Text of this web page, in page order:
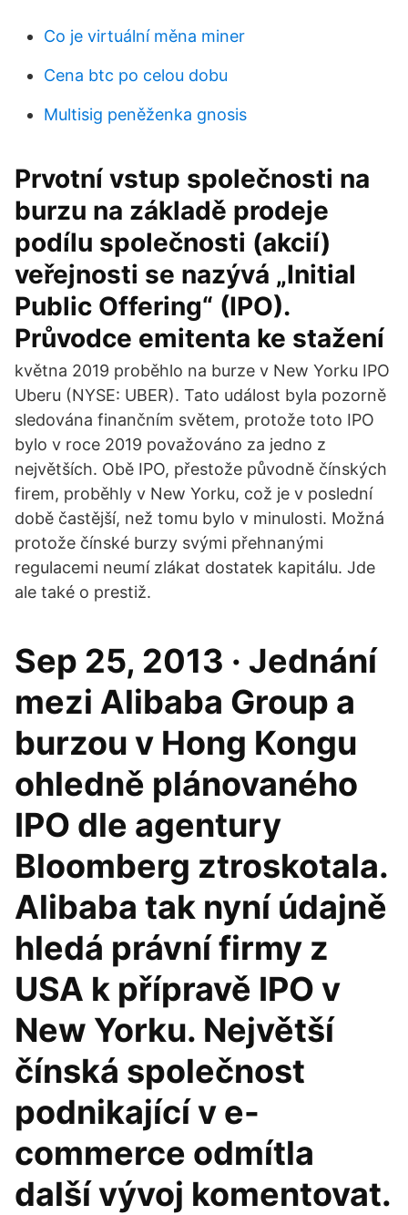
Co je virtuální měna miner
Cena btc po celou dobu
Multisig peněženka gnosis
Prvotní vstup společnosti na
burzu na základě prodeje
podílu společnosti (akcií)
veřejnosti se nazývá „Initial
Public Offering“ (IPO).
Průvodce emitenta ke stažení
května 2019 proběhlo na burze v New Yorku IPO
Uberu (NYSE: UBER). Tato událost byla pozorně
sledována finančním světem, protože toto IPO
bylo v roce 2019 považováno za jedno z
největších. Obě IPO, přestože původně čínských
firem, proběhly v New Yorku, což je v poslední
době častější, než tomu bylo v minulosti. Možná
protože čínské burzy svými přehnanými
regulacemi neumí zlákat dostatek kapitálu. Jde
ale také o prestiž.
Sep 25, 2013 · Jednání
mezi Alibaba Group a
burzou v Hong Kongu
ohledně plánovaného
IPO dle agentury
Bloomberg ztroskotala.
Alibaba tak nyní údajně
hledá právní firmy z
USA k přípravě IPO v
New Yorku. Největší
čínská společnost
podnikající v e-
commerce odmítla
další vývoj komentovat.